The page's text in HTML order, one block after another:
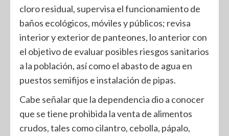
cloro residual, supervisa el funcionamiento de
baños ecológicos, móviles y públicos; revisa
interior y exterior de panteones, lo anterior con
el objetivo de evaluar posibles riesgos sanitarios
a la población, así como el abasto de agua en
puestos semifijos e instalación de pipas.
Cabe señalar que la dependencia dio a conocer
que se tiene prohibida la venta de alimentos
crudos, tales como cilantro, cebolla, pápalo,